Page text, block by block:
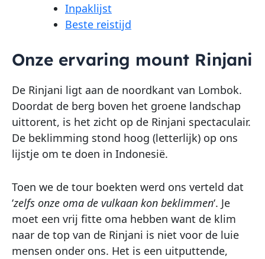
Inpaklijst
Beste reistijd
Onze ervaring mount Rinjani
De Rinjani ligt aan de noordkant van Lombok.
Doordat de berg boven het groene landschap
uittorent, is het zicht op de Rinjani spectaculair.
De beklimming stond hoog (letterlijk) op ons
lijstje om te doen in Indonesië.
Toen we de tour boekten werd ons verteld dat
‘zelfs onze oma de vulkaan kon beklimmen‘. Je
moet een vrij fitte oma hebben want de klim
naar de top van de Rinjani is niet voor de luie
mensen onder ons. Het is een uitputtende,